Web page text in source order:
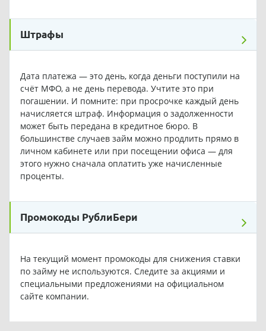
Штрафы
Дата платежа — это день, когда деньги поступили на
счёт МФО, а не день перевода. Учтите это при
погашении. И помните: при просрочке каждый день
начисляется штраф. Информация о задолженности
может быть передана в кредитное бюро. В
большинстве случаев займ можно продлить прямо в
личном кабинете или при посещении офиса — для
этого нужно сначала оплатить уже начисленные
проценты.
Промокоды РублиБери
На текущий момент промокоды для снижения ставки
по займу не используются. Следите за акциями и
специальными предложениями на официальном
сайте компании.